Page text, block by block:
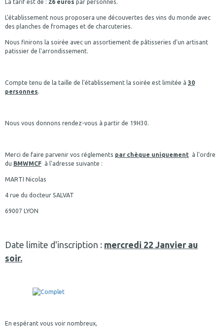
La tarif est de : 26 euros par personnes.
L'établissement nous proposera une découvertes des vins du monde avec
des planches de fromages et de charcuteries.
Nous finirons la soirée avec un assortiement de pâtisseries d'un artisant
patissier de l'arrondissement.
Compte tenu de la taille de l'établissement la soirée est limitée à 30
personnes
Nous vous donnons rendez-vous à partir de 19H30.
Merci de faire parvenir vos réglements par chèque uniquement à l'ordre
du BMWMCF à l'adresse suivante :
MARTI Nicolas
4 rue du docteur SALVAT
69007 LYON
Date limite d'inscription : mercredi 22 Janvier au
soir.
En espérant vous voir nombreux,